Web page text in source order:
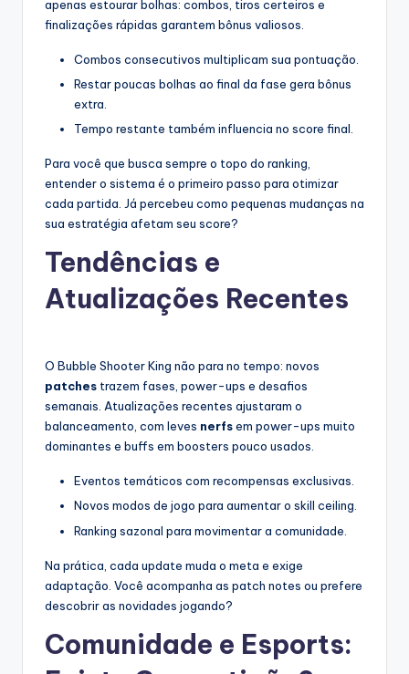
apenas estourar bolhas: combos, tiros certeiros e
finalizações rápidas garantem bônus valiosos.
Combos consecutivos multiplicam sua pontuação.
Restar poucas bolhas ao final da fase gera bônus
extra.
Tempo restante também influencia no score final.
Para você que busca sempre o topo do ranking,
entender o sistema é o primeiro passo para otimizar
cada partida. Já percebeu como pequenas mudanças na
sua estratégia afetam seu score?
Tendências e
Atualizações Recentes
O Bubble Shooter King não para no tempo: novos
patches trazem fases, power-ups e desafios
semanais. Atualizações recentes ajustaram o
balanceamento, com leves nerfsem power-ups muito
dominantes e buffs em boosters pouco usados.
Eventos temáticos com recompensas exclusivas.
Novos modos de jogo para aumentar o skill ceiling.
Ranking sazonal para movimentar a comunidade.
Na prática, cada update muda o meta e exige
adaptação. Você acompanha as patch notes ou prefere
descobrir as novidades jogando?
Comunidade e Esports: